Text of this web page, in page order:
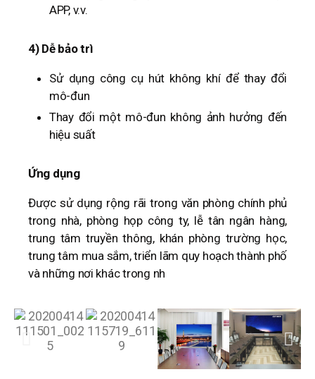
APP, v.v.
4) Dễ bảo trì
Sử dụng công cụ hút không khí để thay đổi
mô-đun
Thay đổi một mô-đun không ảnh hưởng đến
hiệu suất
Ứng dụng
Được sử dụng rộng rãi trong văn phòng chính phủ
trong nhà, phòng họp công ty, lễ tân ngân hàng,
trung tâm truyền thông, khán phòng trường học,
trung tâm mua sắm, triển lãm quy hoạch thành phố
và những nơi khác trong nh